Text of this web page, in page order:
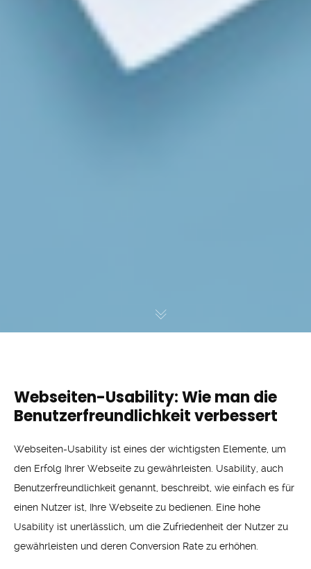
Webseiten-Usability: Wie man die
Benutzerfreundlichkeit verbessert
Webseiten-Usability ist eines der wichtigsten Elemente, um
den Erfolg Ihrer Webseite zu gewährleisten. Usability, auch
Benutzerfreundlichkeit genannt, beschreibt, wie einfach es für
einen Nutzer ist, Ihre Webseite zu bedienen. Eine hohe
Usability ist unerlässlich, um die Zufriedenheit der Nutzer zu
gewährleisten und deren Conversion Rate zu erhöhen.